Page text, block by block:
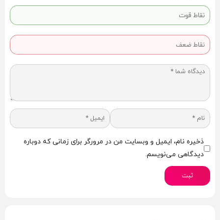
– طول کلی ۳۶۰ میلی‌متر
– قطر ۴۲ میلی‌متر
– مناسب استفاده دونفره و تک‌نفره
– بسته‌بندی اورجینال
لارج یه انتخاب رویاییه! 💦💦
🟢 قوانین سفارش، ارسال محرمانه و نکات ایمنی
1. کد محصول
3. شماره تماس
ذخیره نام، ایمیل و وبسایت من در مرورگر برای زمانی که دوباره
دیدگاهی می‌نویسم.
ثبت